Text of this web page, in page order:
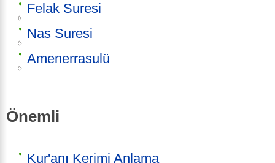
Felak Suresi
Nas Suresi
Amenerrasulü
Önemli
Kur'anı Kerimi Anlama